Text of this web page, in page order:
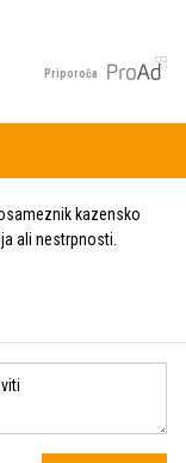
Priporoča
kazensko
ali nestrpnosti.